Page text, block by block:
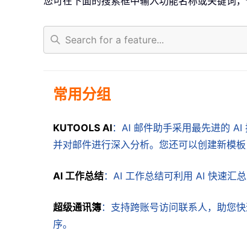
常用分组
KUTOOLS AI：AI 邮件助手采用最先进的
并对邮件进行深入分析。您还可以创建新模
AI 工作总结：AI 工作总结可利用 AI 快速汇
超级通讯簿：支持跨账号访问联系人，助您
序。